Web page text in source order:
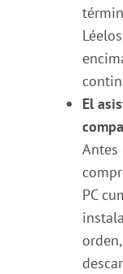
El
Antes
PC